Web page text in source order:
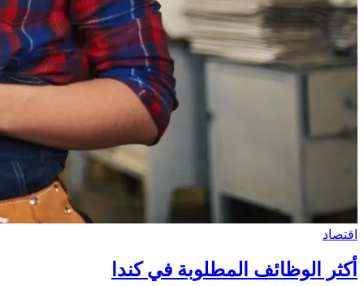
اقتصاد
أكثر الوظائف المطلوبة في كندا